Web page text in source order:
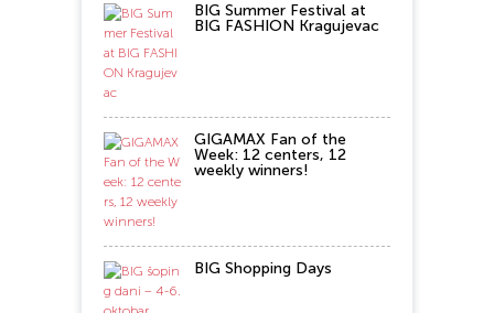
BIG Summer Festival at
BIG FASHION Kragujevac
GIGAMAX Fan of the
Week: 12 centers, 12
weekly winners!
BIG Shopping Days